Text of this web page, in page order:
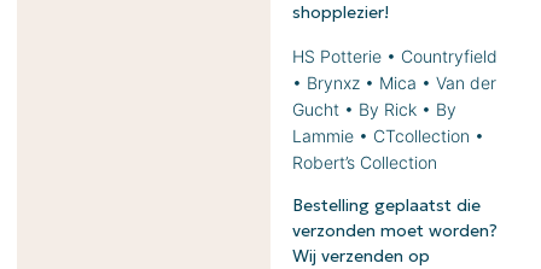
shopplezier!
HS Potterie • Countryfield
• Brynxz • Mica • Van der
Gucht • By Rick • By
Lammie • CTcollection •
Robert’s Collection
Bestelling geplaatst die
verzonden moet worden?
Wij verzenden op